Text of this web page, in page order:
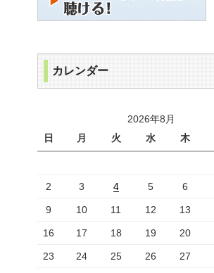
カレンダー
2026年8月
日
月 火 水 木
2 3 4 5 6
9 10 11 12 13
16 17 18 19 20
23 24 25 26 27